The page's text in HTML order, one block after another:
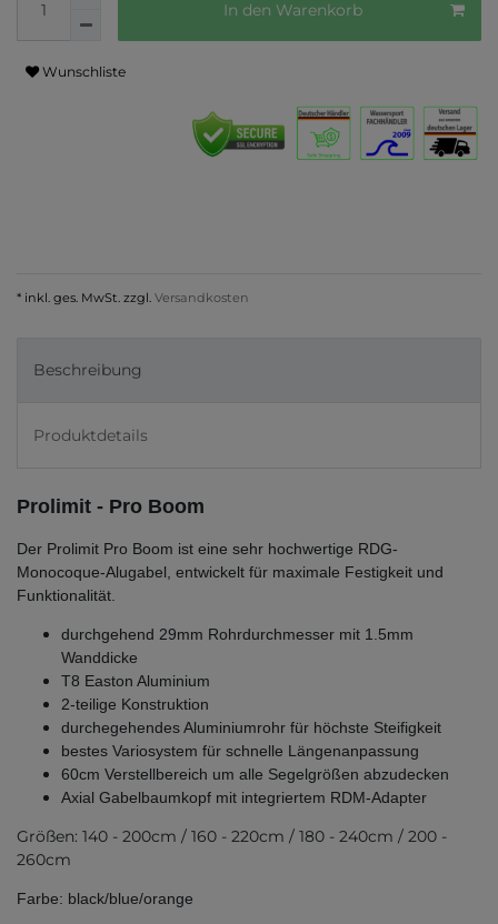
In den Warenkorb
Wunschliste
* inkl. ges. MwSt. zzgl. Versandkosten
Beschreibung
Produktdetails
Prolimit - Pro Boom
Der Prolimit Pro Boom ist eine sehr hochwertige RDG-
Monocoque-Alugabel, entwickelt für maximale Festigkeit und
Funktionalität.
durchgehend 29mm Rohrdurchmesser mit 1.5mm
Wanddicke
T8 Easton Aluminium
2-teilige Konstruktion
durchegehendes Aluminiumrohr für höchste Steifigkeit
bestes Variosystem für schnelle Längenanpassung
60cm Verstellbereich um alle Segelgrößen abzudecken
Axial Gabelbaumkopf mit integriertem RDM-Adapter
Größen: 140 - 200cm / 160 - 220cm / 180 - 240cm / 200 -
260cm
Farbe: black/blue/orange